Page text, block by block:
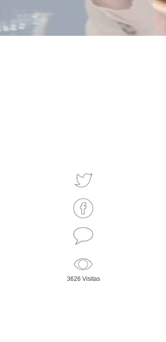
3626 Visitas